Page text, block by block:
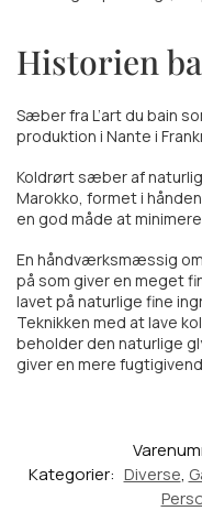
Historien
Sæber fra L’art du bain
produktion i Nante i
Koldrørt sæber af
Marokko, formet i
en god måde at
En håndværksmæssig
på som giver en meget
lavet på naturlige fine
Teknikken med at lave
beholder den naturlige
giver en mere
Kategorier: Diverse,